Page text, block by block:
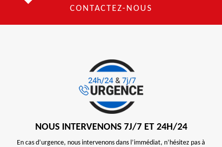
CONTACTEZ-NOUS
NOUS INTERVENONS 7J/7 ET 24H/24
En cas d’urgence, nous intervenons dans l’immédiat, n’hésitez pas à